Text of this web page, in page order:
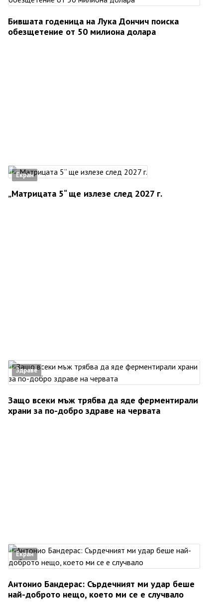
Бившата годеница на Лука Дончич поиска
обезщетение от 50 милиона долара
Екран
„Матрицата 5“ ще излезе след 2027 г.
Здраве
Защо всеки мъж трябва да яде ферментирали
храни за по-добро здраве на червата
Екран
Антонио Бандерас: Сърдечният ми удар беше
най-доброто нещо, което ми се е случвало